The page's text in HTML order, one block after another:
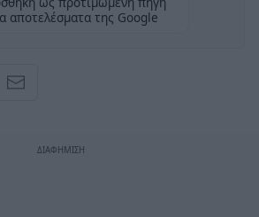
αποτελέσματα της Google